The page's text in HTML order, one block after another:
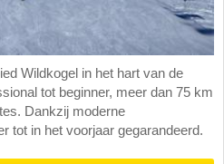
Wildkogel in het hart van de
tot beginner, meer dan 75 km
Dankzij moderne
tot in het voorjaar gegarandeerd.